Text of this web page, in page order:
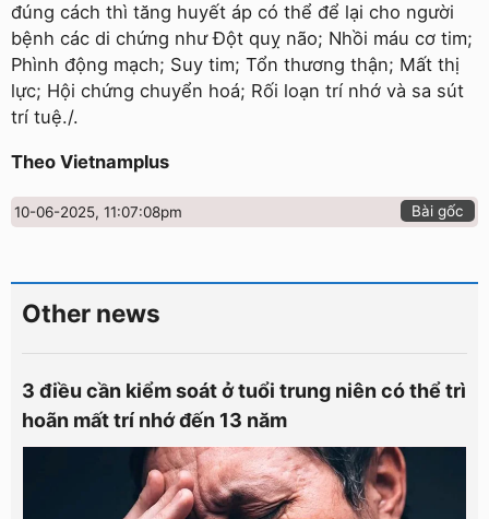
đúng cách thì tăng huyết áp có thể để lại cho người
bệnh các di chứng như Đột quỵ não; Nhồi máu cơ tim;
Phình động mạch; Suy tim; Tổn thương thận; Mất thị
lực; Hội chứng chuyển hoá; Rối loạn trí nhớ và sa sút
trí tuệ./.
Theo Vietnamplus
10-06-2025, 11:07:08pm Bài gốc
Other news
3 điều cần kiểm soát ở tuổi trung niên có thể trì
hoãn mất trí nhớ đến 13 năm